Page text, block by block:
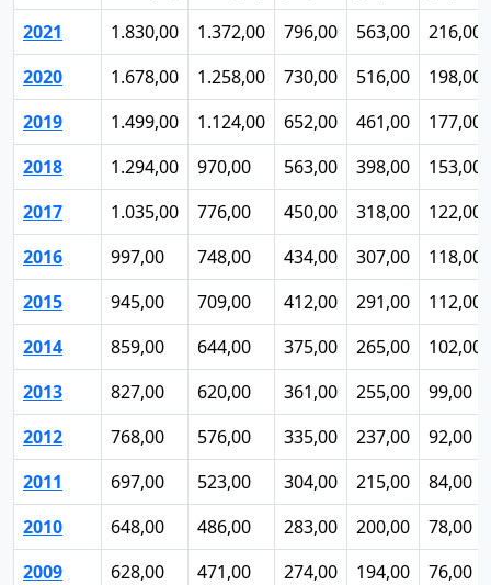
2021
1.830,00 1.372,00 796,00 563,00
216,00
2020
1.678,00 1.258,00 730,00 516,00
198,00
2019
1.499,00 1.124,00 652,00 461,00
177,00
2018
1.294,00 970,00 563,00 398,00
153,00
2017
1.035,00 776,00 450,00 318,00
122,00
2016
997,00 748,00 434,00 307,00
118,00
2015
945,00 709,00 412,00 291,00
112,00
2014
859,00 644,00 375,00 265,00
102,00
2013
827,00 620,00 361,00 255,00
99,00
2012
768,00 576,00 335,00 237,00
92,00
2011
697,00 523,00 304,00 215,00
84,00
2010
648,00 486,00 283,00 200,00
78,00
2009
628,00 471,00 274,00 194,00
76,00